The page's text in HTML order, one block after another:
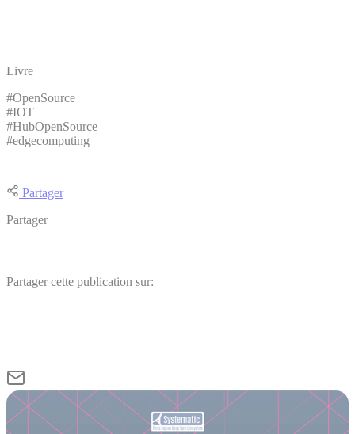
Livre
#OpenSource
#IOT
#HubOpenSource
#edgecomputing
Partager
Partager
Partager cette publication sur: